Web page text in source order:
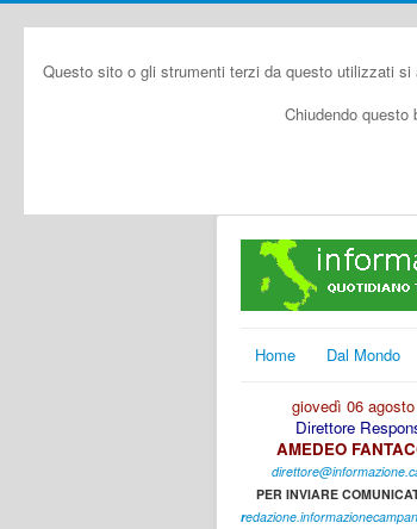
Questo sito o gli strumenti terzi da questo utilizzati
Chiudendo questo
Home Dal Mondo
giovedì 06
Direttore
AMEDEO
PER INVIARE
r